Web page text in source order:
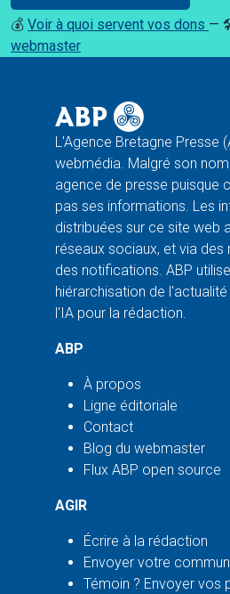
💰 Voir à quoi servent vos dons —
webmaster
L'Agence Bretagne Presse
webmédia. Malgré son
agence de presse puisque
pas ses informations. Les
distribuées sur ce site web
réseaux sociaux, et via des
des notifications. ABP
hiérarchisation de
l'IA pour la rédaction.
ABP
À propos
Ligne éditoriale
Contact
Blog du webmaster
Flux ABP open source
AGIR
Écrire à la rédaction
Envoyer votre
Témoin ? Envoyer vos